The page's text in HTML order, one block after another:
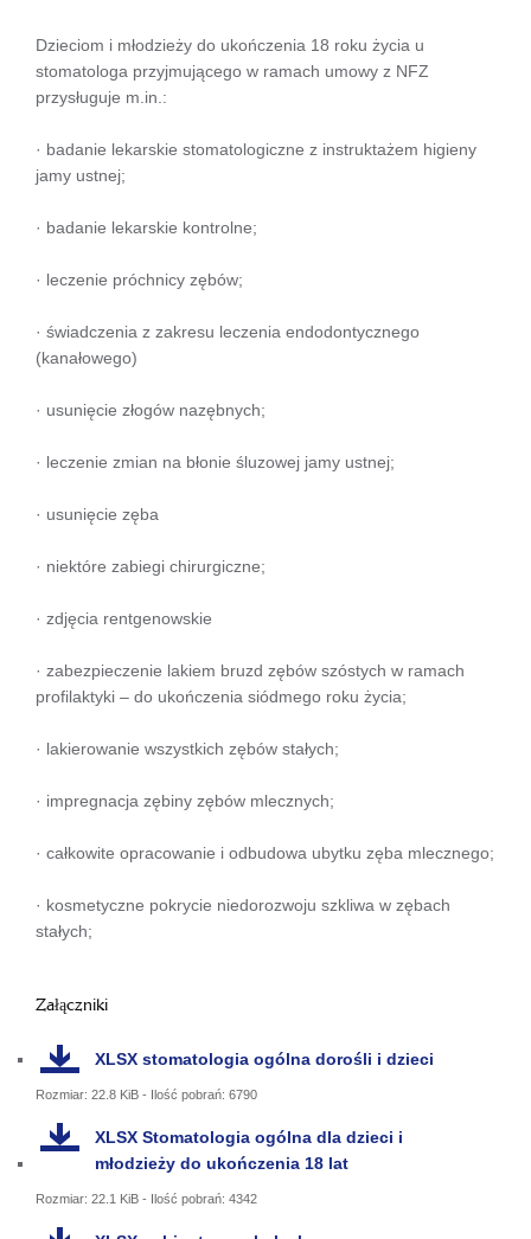
Dzieciom i młodzieży do ukończenia 18 roku życia u
stomatologa przyjmującego w ramach umowy z NFZ
przysługuje m.in.:
· badanie lekarskie stomatologiczne z instruktażem higieny
jamy ustnej;
· badanie lekarskie kontrolne;
· leczenie próchnicy zębów;
· świadczenia z zakresu leczenia endodontycznego
(kanałowego)
· usunięcie złogów nazębnych;
· leczenie zmian na błonie śluzowej jamy ustnej;
· usunięcie zęba
· niektóre zabiegi chirurgiczne;
· zdjęcia rentgenowskie
· zabezpieczenie lakiem bruzd zębów szóstych w ramach
profilaktyki – do ukończenia siódmego roku życia;
· lakierowanie wszystkich zębów stałych;
· impregnacja zębiny zębów mlecznych;
· całkowite opracowanie i odbudowa ubytku zęba mlecznego;
· kosmetyczne pokrycie niedorozwoju szkliwa w zębach
stałych;
Załączniki
XLSX stomatologia ogólna dorośli i dzieci
Rozmiar: 22.8 KiB - Ilość pobrań: 6790
XLSX Stomatologia ogólna dla dzieci i
młodzieży do ukończenia 18 lat
Rozmiar: 22.1 KiB - Ilość pobrań: 4342